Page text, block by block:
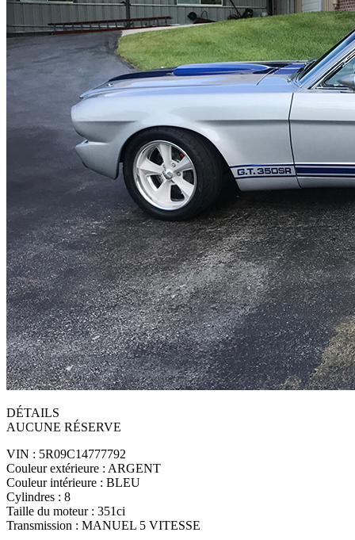
DÉTAILS
AUCUNE RÉSERVE
VIN : 5R09C14777792
Couleur extérieure : ARGENT
Couleur intérieure : BLEU
Cylindres : 8
Taille du moteur : 351ci
Transmission : MANUEL 5 VITESSE